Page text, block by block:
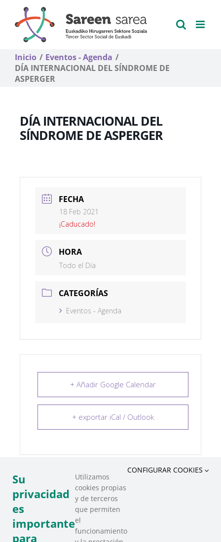
contenido
Inicio
Eventos - Agenda
DÍA INTERNACIONAL DEL SÍNDROME DE
ASPERGER
DÍA INTERNACIONAL DEL
SÍNDROME DE ASPERGER
FECHA
18 Feb 2021
¡Caducado!
HORA
Todo el Día
CATEGORÍAS
Eventos - Agenda
+ Añadir Google Calendar
+ exportar iCal / Outlook
COMPARTIR ESTE EVENTO
Su
privacidad
es
importante
para
Utilizamos
cookies propias
y de terceros
que permiten
el
funcionamiento
CONFIGURAR COOKIES